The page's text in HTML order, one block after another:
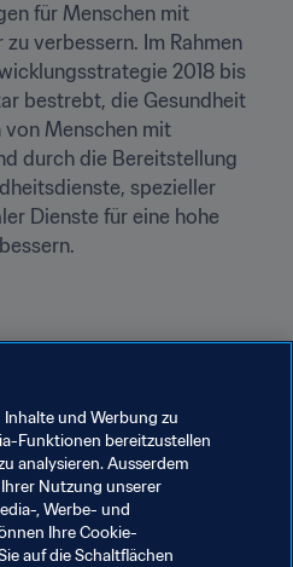
für Menschen mit
verbessern. Im Rahmen
2018 bis
bestrebt, die Gesundheit
von Menschen mit
durch die Bereitstellung
spezieller
Dienste für eine hohe
Katar
und Werbung zu
Funktionen bereitzustellen
analysieren. Ausserdem
Nutzung unserer
, Werbe- und
Ihre Cookie-
auf die Schaltflächen